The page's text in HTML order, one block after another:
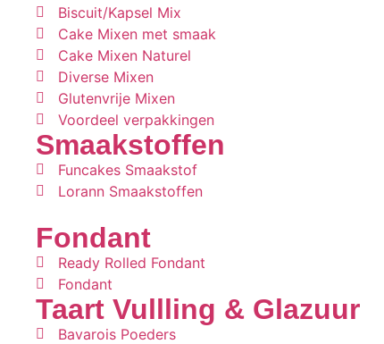
Biscuit/Kapsel Mix
Cake Mixen met smaak
Cake Mixen Naturel
Diverse Mixen
Glutenvrije Mixen
Voordeel verpakkingen
Smaakstoffen
Funcakes Smaakstof
Lorann Smaakstoffen
Fondant
Ready Rolled Fondant
Fondant
Taart Vullling & Glazuur
Bavarois Poeders